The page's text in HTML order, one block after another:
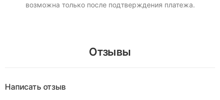
возможна только после подтверждения платежа.
Отзывы
Написать отзыв